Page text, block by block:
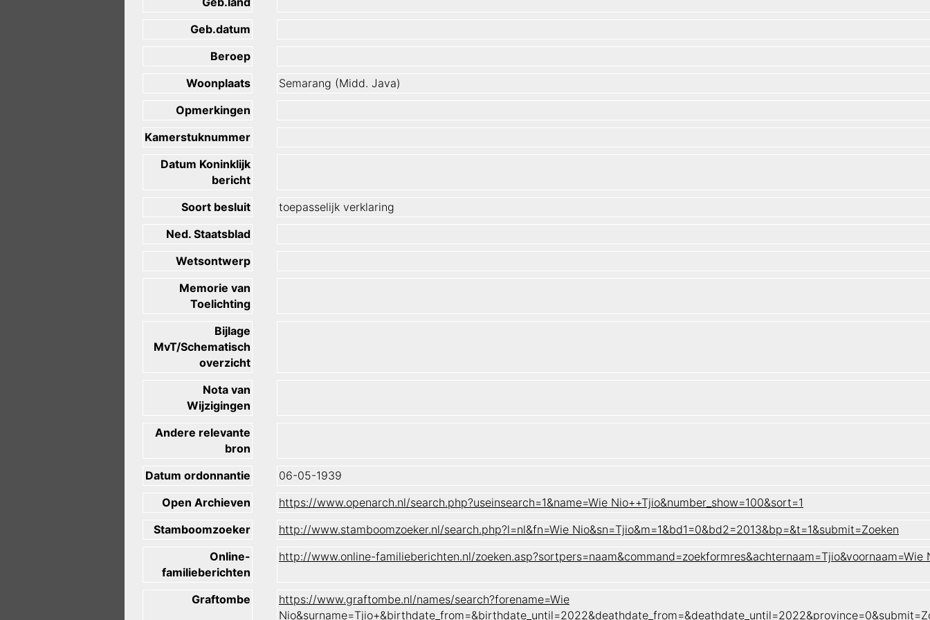
Geb.datum
Beroep
Woonplaats
Semarang (Midd. Java)
Opmerkingen
Kamerstuknummer
Datum Koninklijk
bericht
Soort besluit
toepasselijk verklaring
Ned. Staatsblad
Wetsontwerp
Memorie van
Toelichting
Bijlage
MvT/Schematisch
overzicht
Nota van
Wijzigingen
Andere relevante
bron
Datum ordonnantie
06-05-1939
Open Archieven
https://www.openarch.nl/search.php?useinsearch=1&name=Wie Nio++Tjio&number_show=100&sort=1
Stamboomzoeker
http://www.stamboomzoeker.nl/search.php?l=nl&fn=Wie Nio&sn=Tjio&m=1&bd1=0&bd2=2013&bp=&t=1&submit=Zoeken
Online-
familieberichten
http://www.online-familieberichten.nl/zoeken.asp?sortpers=naam&command=zoekformres&achternaam=Tjio&voornaam=Wie
Graftombe
https://www.graftombe.nl/names/search?forename=Wie